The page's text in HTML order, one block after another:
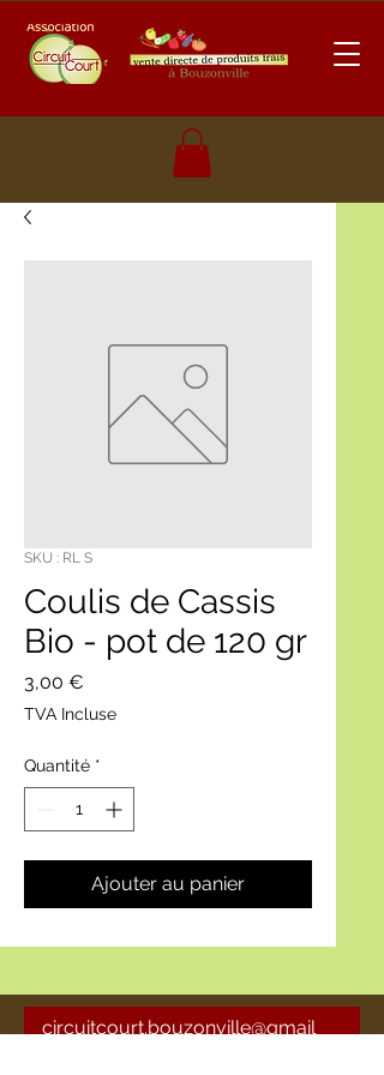
SKU : RL S
Coulis de Cassis
Bio - pot de 120 gr
3,00 €
TVA Incluse
Quantité *
Ajouter au panier
circuitcourt.bouzonville@gmail